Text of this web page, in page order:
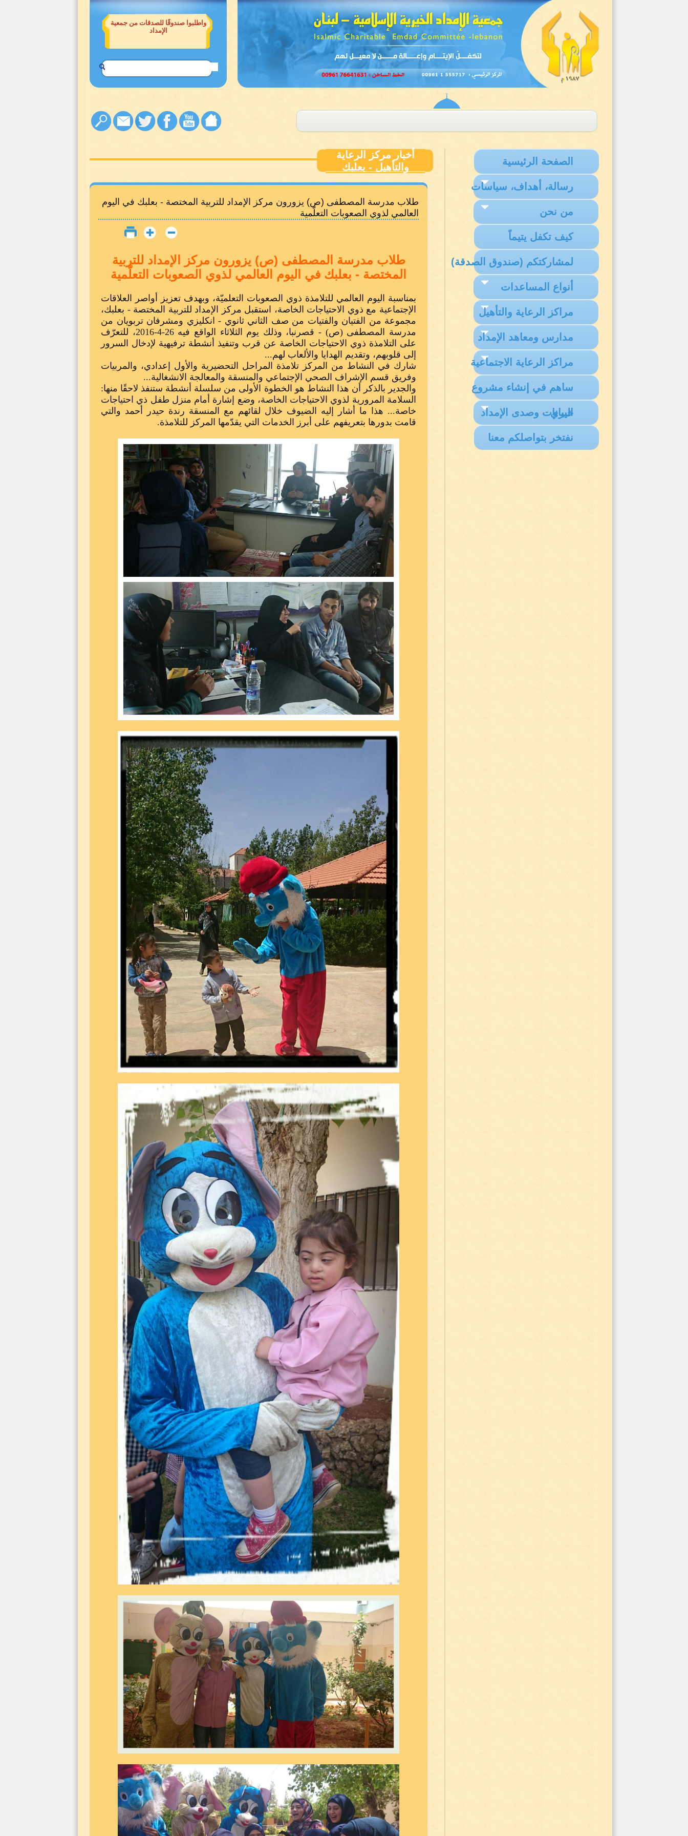
على حساب 14-814 في جميع فروع
مؤسسة القرض الحسن - لبنان
الصفحة الرئيسية
رسالة، أهداف، سياسات
من نحن
كيف تكفل يتيماً
لمشاركتكم (صندوق الصدقة)
أنواع المساعدات
مراكز الرعاية والتأهيل
مدارس ومعاهد الإمداد
مراكز الرعاية الاجتماعية
ساهم في إنشاء مشروع
خيري
البيانات وصدى الإمداد
نفتخر بتواصلكم معنا
أخبار مركز الرعاية
والتأهيل - بعلبك
طلاب مدرسة المصطفى (ص) يزورون مركز الإمداد للتربية المختصة - بعلبك في اليوم
العالمي لذوي الصعوبات التعلّمية
طلاب مدرسة المصطفى (ص) يزورون مركز الإمداد للتربية
المختصة - بعلبك في اليوم العالمي لذوي الصعوبات التعلّمية
بمناسبة اليوم العالمي للتلامذة ذوي الصعوبات التعلميّة، وبهدف تعزيز أواصر العلاقات
الإجتماعية مع ذوي الاحتياجات الخاصة، استقبل مركز الإمداد للتربية المختصة - بعلبك،
مجموعة من الفتيان والفتيات من صف الثاني ثانوي - انكليزي ومشرفان تربويان من
مدرسة المصطفى (ص) - قصرنبا، وذلك يوم الثلاثاء الواقع فيه 26-4-2016، للتعرّف
على التلامذة ذوي الاحتياجات الخاصة عن قرب وتنفيذ أنشطة ترفيهية لإدخال السرور
إلى قلوبهم، وتقديم الهدايا والألعاب لهم...
شارك في النشاط من المركز تلامذة المراحل التحضيرية والأول إعدادي، والمربيات
وفريق قسم الإشراف الصحي الإجتماعي والمنسقة والمعالجة الانشغالية...
والجدير بالذكر أن هذا النشاط هو الخطوة الأولى من سلسلة أنشطة ستنفذ لاحقًا منها:
السلامة المرورية لذوي الاحتياجات الخاصة، وضع إشارة أمام منزل طفل ذي احتياجات
خاصة... هذا ما أشار إليه الضيوف خلال لقائهم مع المنسقة رندة حيدر أحمد والتي
قامت بدورها بتعريفهم على أبرز الخدمات التي يقدّمها المركز للتلامذة.